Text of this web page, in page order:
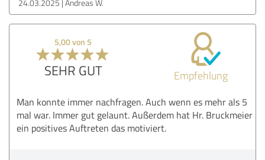
24.03.2025 Andreas W.
5,00 von 5
SEHR GUT Empfehlung
Man konnte immer nachfragen. Auch wenn es mehr als 5
mal war. Immer gut gelaunt. Außerdem hat Hr. Bruckmeier
ein positives Auftreten das motiviert.